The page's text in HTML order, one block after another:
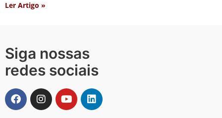
Ler Artigo »
Siga nossas
redes sociais